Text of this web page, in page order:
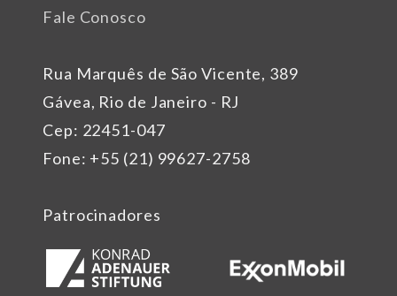
Rua Marquês de São Vicente, 389
Gávea, Rio de Janeiro - RJ
Cep: 22451-047
Fone: +55 (21) 99627-2758
Fale Conosco
Patrocinadores